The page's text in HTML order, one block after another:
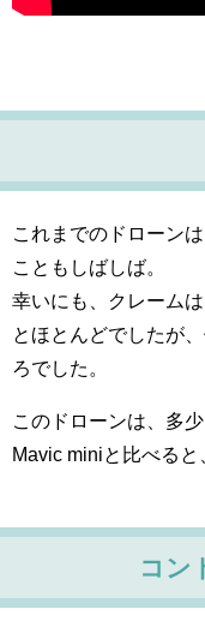
これまでのドローン
こともしばしば。
幸いにも、クレーム
とほとんどでしたが
ろでした。
このドローンは、多
Mavic miniと比べると
コン